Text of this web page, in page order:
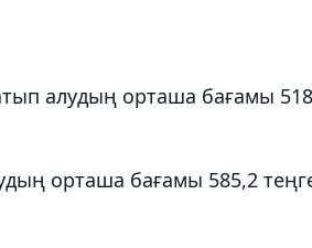
алудың орташа бағамы
орташа бағамы 585,2